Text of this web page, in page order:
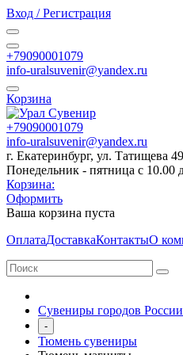
Вход / Регистрация
+79090001079
info-uralsuvenir@yandex.ru
Корзина
+79090001079
info-uralsuvenir@yandex.ru
г. Екатеринбург, ул. Татищева
Понедельник - пятница с 10.00
Корзина:
Оформить
Ваша корзина пуста
ОплатаДоставкаКонтактыО
Сувениры городов России
-
Тюмень сувениры